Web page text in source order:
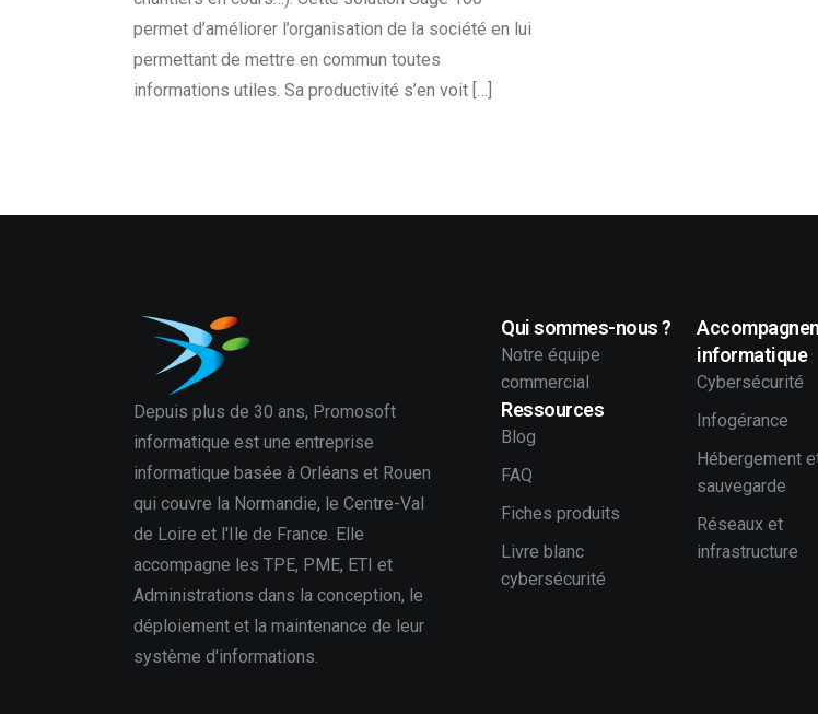
permet d’améliorer l’organisation de la société en lui
permettant de mettre en commun toutes
informations utiles. Sa productivité s’en voit […]
Depuis plus de 30 ans, Promosoft
informatique est une entreprise
informatique basée à Orléans et Rouen
qui couvre la Normandie, le Centre-Val
de Loire et l'Ile de France. Elle
accompagne les TPE, PME, ETI et
Administrations dans la conception, le
déploiement et la maintenance de leur
système d'informations.
Qui sommes-nous ?
Notre équipe
commercial
Ressources
Blog
FAQ
Fiches produits
Livre blanc
cybersécurité
informatique
Cybersécurité
Infogérance
Hébergement
sauvegarde
Réseaux et
infrastructure